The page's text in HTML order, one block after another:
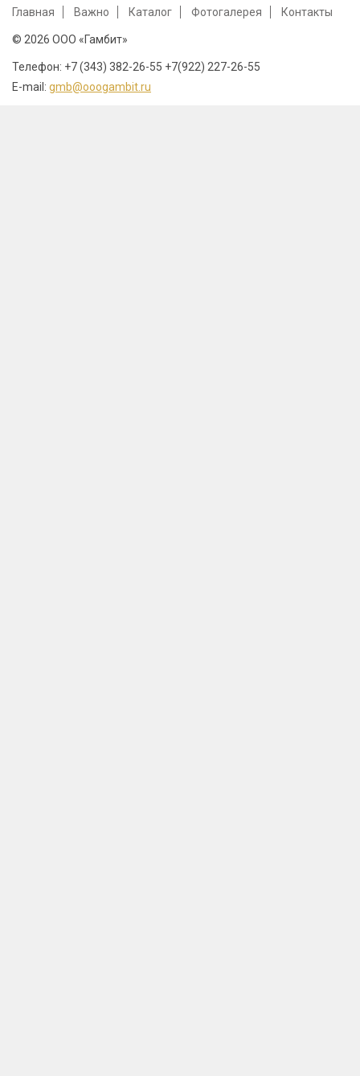
Главная Важно Каталог Фотогалерея Контакты
© 2026 ООО «Гамбит»
Телефон: +7 (343) 382-26-55 +7(922) 227-26-55
E-mail: gmb@ooogambit.ru